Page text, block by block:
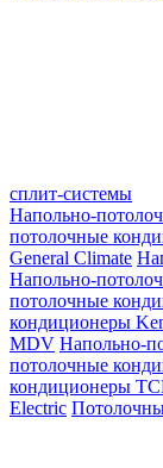
сплит-системы
Напольно-
потолочные
General Climate
Напольно-
потолочные
кондиционеры
MDV Напольно-
потолочные
кондиционеры
Electric